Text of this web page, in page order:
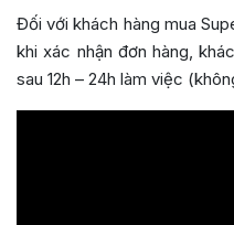
Đối với khách hàng mua
khi xác nhận đơn hàng,
sau 12h – 24h làm việc